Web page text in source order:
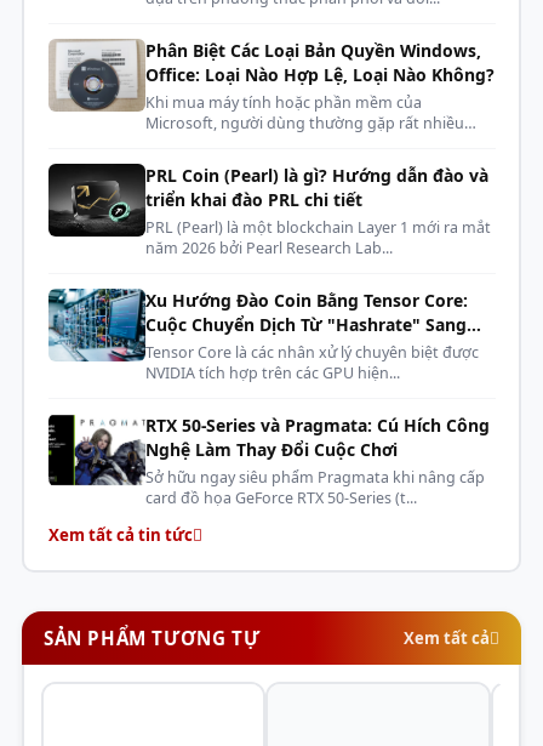
Phân Biệt Các Loại Bản Quyền Windows,
Office: Loại Nào Hợp Lệ, Loại Nào Không?
Khi mua máy tính hoặc phần mềm của
Microsoft, người dùng thường gặp rất nhiều
PRL Coin (Pearl) là gì? Hướng dẫn đào và
triển khai đào PRL chi tiết
PRL (Pearl) là một blockchain Layer 1 mới ra mắt
năm 2026 bởi Pearl Research Lab...
Xu Hướng Đào Coin Bằng Tensor Core:
Cuộc Chuyển Dịch Từ "Hashrate" Sang
"AI Compute"
Tensor Core là các nhân xử lý chuyên biệt được
NVIDIA tích hợp trên các GPU hiện...
RTX 50-Series và Pragmata: Cú Hích Công
Nghệ Làm Thay Đổi Cuộc Chơi
Sở hữu ngay siêu phẩm Pragmata khi nâng cấp
card đồ họa GeForce RTX 50-Series (t...
Xem tất cả tin tức
SẢN PHẨM TƯƠNG TỰ Xem tất cả